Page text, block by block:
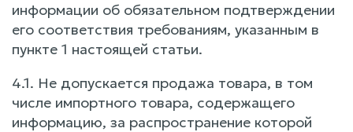
информации об обязательном подтверждении
его соответствия требованиям, указанным в
пункте 1 настоящей статьи.
4.1. Не допускается продажа товара, в том
числе импортного товара, содержащего
информацию, за распространение которой